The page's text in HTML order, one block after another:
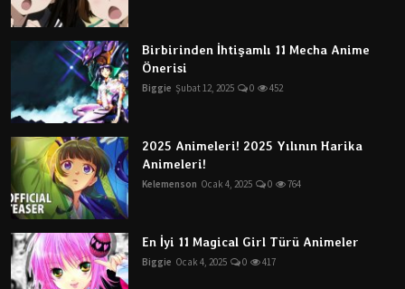
Birbirinden İhtişamlı 11 Mecha Anime
Önerisi
Biggie Şubat 12, 2025 0 452
2025 Animeleri! 2025 Yılının Harika
Animeleri!
Kelemenson Ocak 4, 2025 0 764
En İyi 11 Magical Girl Türü Animeler
Biggie Ocak 4, 2025 0 417